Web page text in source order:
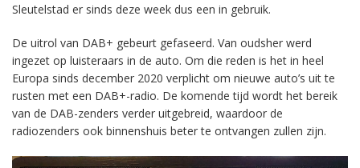
Sleutelstad er sinds deze week dus een in gebruik.
De uitrol van DAB+ gebeurt gefaseerd. Van oudsher werd
ingezet op luisteraars in de auto. Om die reden is het in heel
Europa sinds december 2020 verplicht om nieuwe auto’s uit te
rusten met een DAB+-radio. De komende tijd wordt het bereik
van de DAB-zenders verder uitgebreid, waardoor de
radiozenders ook binnenshuis beter te ontvangen zullen zijn.